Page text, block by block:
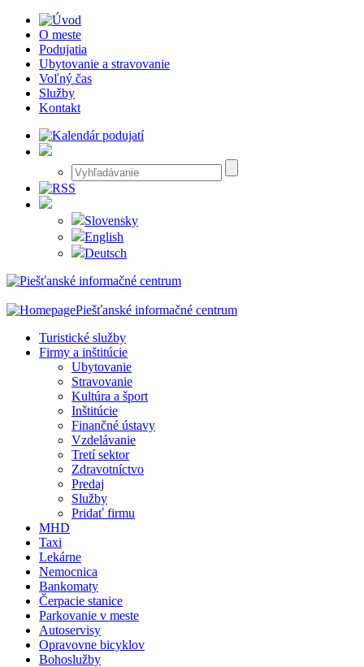
O meste
Podujatia
Ubytovanie a stravovanie
Voľný čas
Služby
Kontakt
Slovensky
English
Deutsch
Piešťanské informačné centrum
Turistické služby
Firmy a inštitúcie
Ubytovanie
Stravovanie
Kultúra a šport
Inštitúcie
Finančné ústavy
Vzdelávanie
Tretí sektor
Zdravotníctvo
Predaj
Služby
Pridať firmu
MHD
Taxi
Lekárne
Nemocnica
Bankomaty
Čerpacie stanice
Parkovanie v meste
Autoservisy
Opravovne bicyklov
Bohoslužby